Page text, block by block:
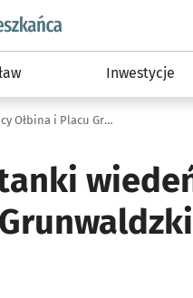
podserwis: Dla
Inwestycje
Wiosną kolejne nowe przystanki wiedeńskie przy granicy Ołbina i Placu Grunwaldzkiego we Wrocławiu